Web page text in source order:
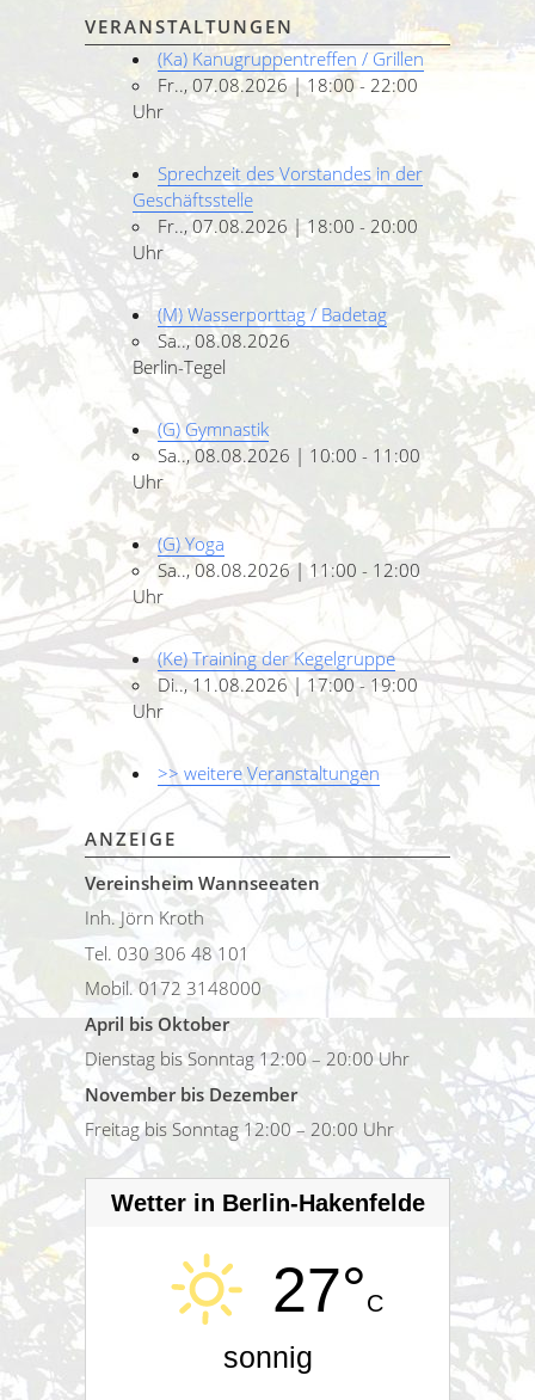
VERANSTALTUNGEN
(Ka) Kanugruppentreffen / Grillen
Fr.., 07.08.2026 | 18:00 - 22:00
Uhr
Sprechzeit des Vorstandes in der
Geschäftsstelle
Fr.., 07.08.2026 | 18:00 - 20:00
Uhr
(M) Wasserporttag / Badetag
Sa.., 08.08.2026
Berlin-Tegel
(G) Gymnastik
Sa.., 08.08.2026 | 10:00 - 11:00
Uhr
(G) Yoga
Sa.., 08.08.2026 | 11:00 - 12:00
Uhr
(Ke) Training der Kegelgruppe
Di.., 11.08.2026 | 17:00 - 19:00
Uhr
>> weitere Veranstaltungen
ANZEIGE
Vereinsheim Wannseeaten
Inh. Jörn Kroth
Tel. 030 306 48 101
Mobil. 0172 3148000
April bis Oktober
Dienstag bis Sonntag 12:00 – 20:00 Uhr
November bis Dezember
Freitag bis Sonntag 12:00 – 20:00 Uhr
Wetter in Berlin-Hakenfelde
27°C
sonnig